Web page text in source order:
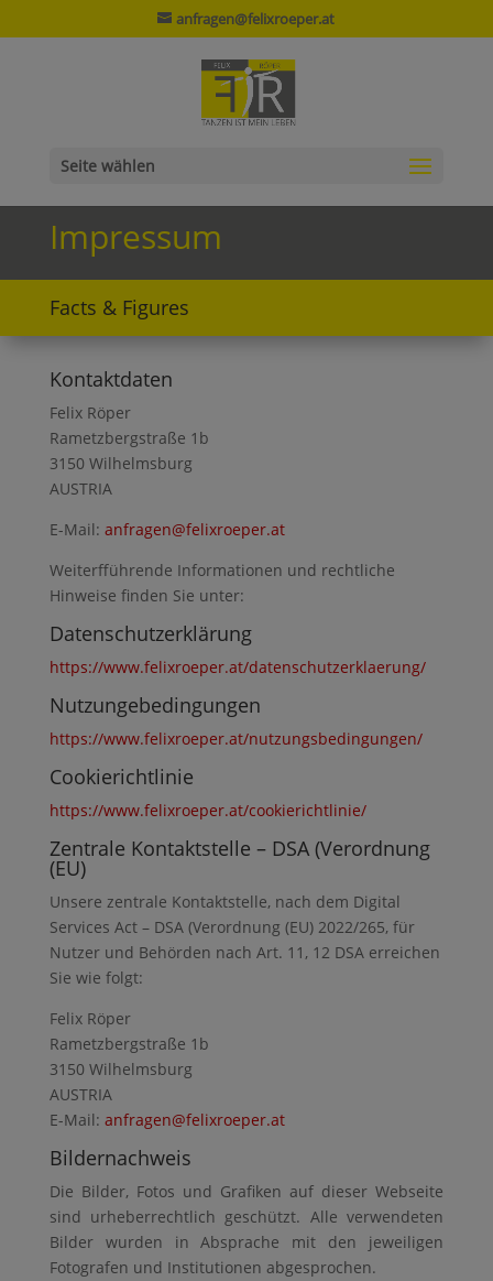
anfragen@felixroeper.at
Seite wählen
Impressum
Facts & Figures
Kontaktdaten
Felix Röper
Rametzbergstraße 1b
3150 Wilhelmsburg
AUSTRIA
E-Mail: anfragen@felixroeper.at
Weiterfführende Informationen und rechtliche
Hinweise finden Sie unter:
Datenschutzerklärung
https://www.felixroeper.at/datenschutzerklaerung/
Nutzungebedingungen
https://www.felixroeper.at/nutzungsbedingungen/
Cookierichtlinie
https://www.felixroeper.at/cookierichtlinie/
Zentrale Kontaktstelle – DSA (Verordnung
(EU)
Unsere zentrale Kontaktstelle, nach dem Digital
Services Act – DSA (Verordnung (EU) 2022/265, für
Nutzer und Behörden nach Art. 11, 12 DSA erreichen
Sie wie folgt:
Felix Röper
Rametzbergstraße 1b
3150 Wilhelmsburg
AUSTRIA
E-Mail: anfragen@felixroeper.at
Bildernachweis
Die Bilder, Fotos und Grafiken auf dieser Webseite
sind urheberrechtlich geschützt. Alle verwendeten
Bilder wurden in Absprache mit den jeweiligen
Fotografen und Institutionen abgesprochen.